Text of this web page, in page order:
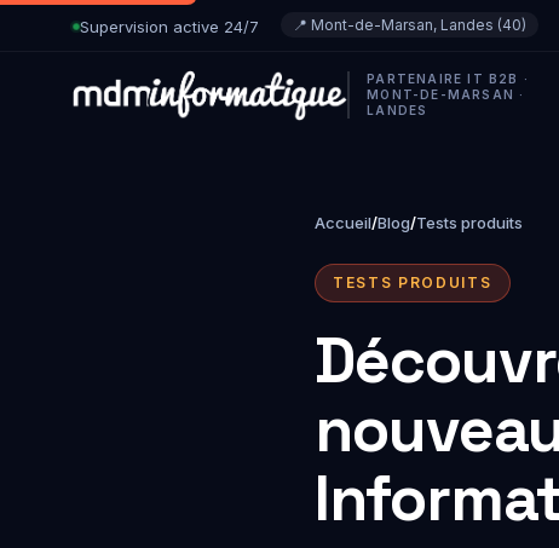
Supervision active 24/7 📍 Mont-de-Marsan, Landes (40)
PARTENAIRE IT B2B ·
MONT-DE-MARSAN ·
LANDES
Téléphonie 3CX, email pro,
Microsoft 365, sauvegarde
hébergement web/email
souverains.
Connecter
Fibre, WiFi pro, VPN,
vous soyez.
Sécuriser
Accueil/Blog/Tests produits
TESTS PRODUITS